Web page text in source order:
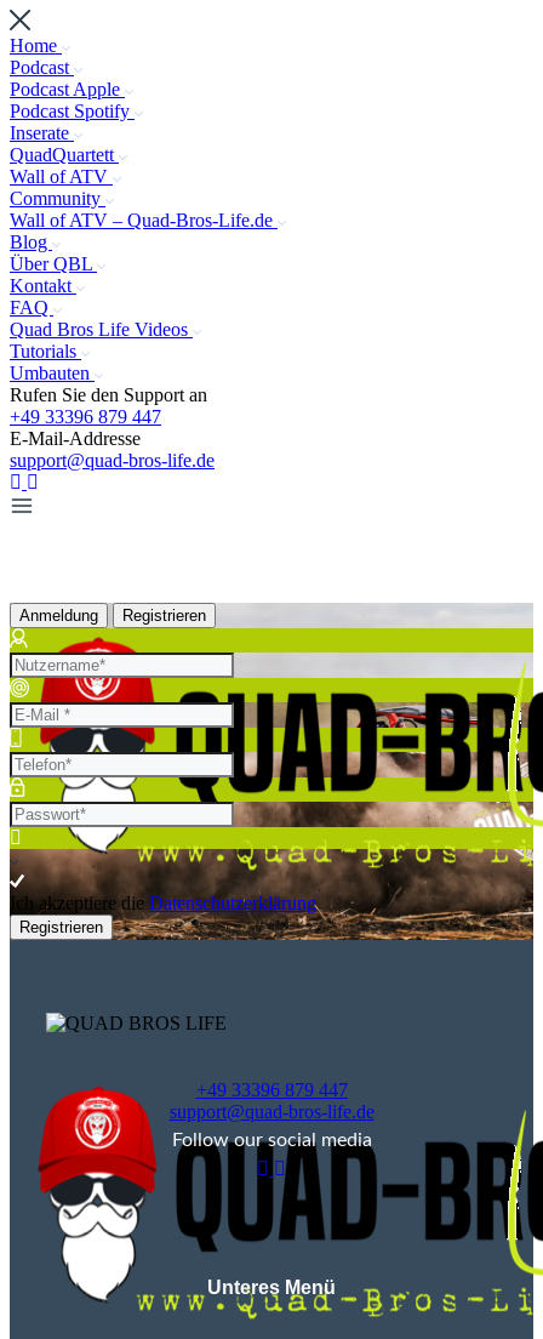
Home
Podcast
Podcast Apple
Podcast Spotify
Inserate
QuadQuartett
Wall of ATV
Community
Wall of ATV – Quad-Bros-Life.de
Blog
Über QBL
Kontakt
FAQ
Quad Bros Life Videos
Tutorials
Umbauten
Rufen Sie den Support an
+49 33396 879 447
E-Mail-Addresse
support@quad-bros-life.de
Anmeldung Registrieren
Ich akzeptiere die Datenschutzerklärung
Registrieren
+49 33396 879 447
support@quad-bros-life.de
Follow our social media
Unteres Menü